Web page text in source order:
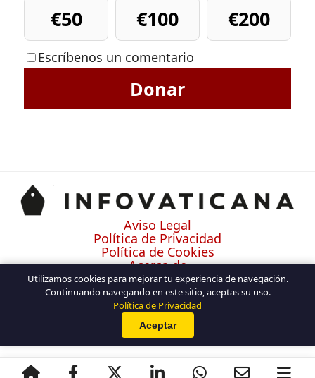
€50
€100 €200
Escríbenos un comentario
Donar
Aviso Legal
Política de Privacidad
Política de Cookies
Acerca de
Contacto
Utilizamos cookies para mejorar tu experiencia de navegación.
Continuando navegando en este sitio, aceptas su uso.
Política de Privacidad
Aceptar